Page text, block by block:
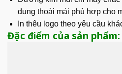
dụng thoải mái phù hợp cho
In thêu logo theo yêu cầu
Đặc điểm của sản phẩm: